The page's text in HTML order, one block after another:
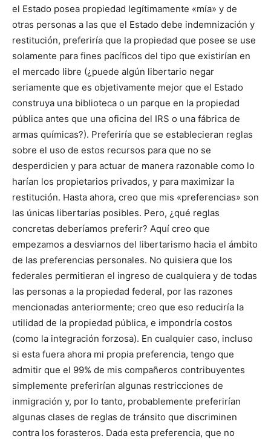
el Estado posea propiedad legítimamente «mía» y de
otras personas a las que el Estado debe indemnización y
restitución, preferiría que la propiedad que posee se use
solamente para fines pacíficos del tipo que existirían en
el mercado libre (¿puede algún libertario negar
seriamente que es objetivamente mejor que el Estado
construya una biblioteca o un parque en la propiedad
pública antes que una oficina del IRS o una fábrica de
armas químicas?). Preferiría que se establecieran reglas
sobre el uso de estos recursos para que no se
desperdicien y para actuar de manera razonable como lo
harían los propietarios privados, y para maximizar la
restitución. Hasta ahora, creo que mis «preferencias» son
las únicas libertarias posibles. Pero, ¿qué reglas
concretas deberíamos preferir? Aquí creo que
empezamos a desviarnos del libertarismo hacia el ámbito
de las preferencias personales. No quisiera que los
federales permitieran el ingreso de cualquiera y de todas
las personas a la propiedad federal, por las razones
mencionadas anteriormente; creo que eso reduciría la
utilidad de la propiedad pública, e impondría costos
(como la integración forzosa). En cualquier caso, incluso
si esta fuera ahora mi propia preferencia, tengo que
admitir que el 99% de mis compañeros contribuyentes
simplemente preferirían algunas restricciones de
inmigración y, por lo tanto, probablemente preferirían
algunas clases de reglas de tránsito que discriminen
contra los forasteros. Dada esta preferencia, que no